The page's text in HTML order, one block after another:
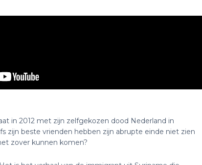
in 2012 met zijn zelfgekozen dood Nederland in
zijn beste vrienden hebben zijn abrupte einde niet zien
zover kunnen komen?